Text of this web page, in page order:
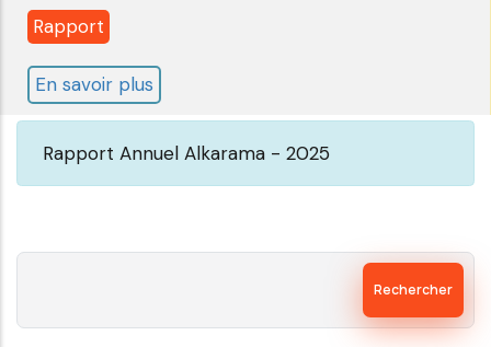
Rapport
En savoir plus
Algérie:
Comité
des
de
Rapport Annuel Alkarama - 2025